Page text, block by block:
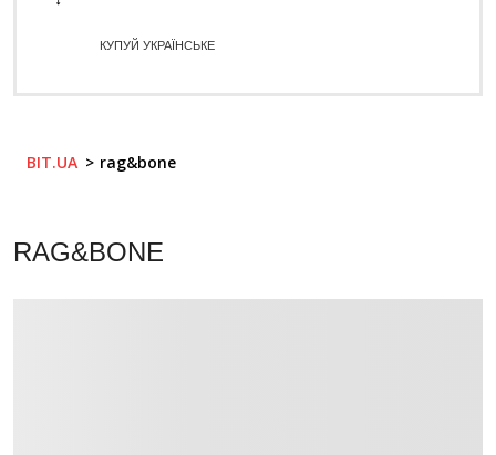
КУПУЙ УКРАЇНСЬКЕ
BIT.UA rag&bone
RAG&BONE